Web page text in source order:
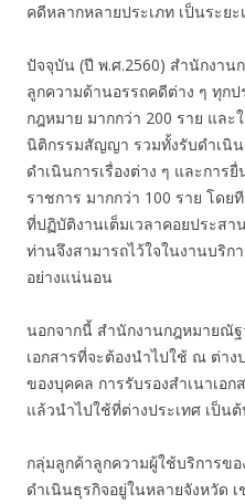
คดีหลากหลายประเภท เป็นระยะ
ปัจจุบัน (ปี พ.ศ.2560) สำนักงา
ลูกความด้านอรรถคดีต่าง ๆ ทุกป
กฎหมาย มากกว่า 200 ราย แล
นิติกรรมสัญญา รวมทั้งรับดำเนิ
ดำเนินการเรื่องต่าง ๆ และกา
ราชการ มากกว่า 100 ราย โด
ที่ปฏิบัติงานเต็มเวลาคอยประส
ท่านจึงสามารถไว้ใจในงานบริก
อย่างแน่นอน
นอกจากนี้ สำนักงานกฎหมายณั
เอกสารที่จะต้องนำไปใช้ ณ ต่าง
ของบุคคล การรับรองสำเนาเอ
แล้วนำไปใช้ที่ต่างประเทศ เป็น
กลุ่มลูกค้าลูกความผู้ใช้บริการ
ดำเนินธุรกิจอยู่ในหลายจังหวัด